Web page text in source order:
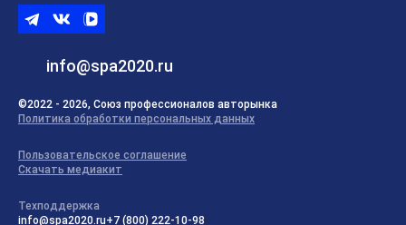
info@spa2020.ru
TelegramВКонтакте
ВК
©2022 - 2026, Союз профессионалов авторынка
Политика обработки персональных данных
Пользовательское соглашение
Скачать медиакит
Техподдержка
info@spa2020.ru+7 (800) 222-10-98